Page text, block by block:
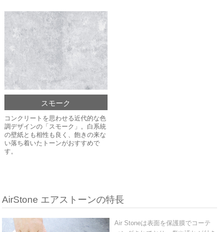
スモーク
コンクリートを思わせる近代的な色
調デザインの「スモーク」。白系統
の壁紙とも相性も良く、飽きの来な
い落ち着いたトーンがおすすめで
す。
AirStone エアストーンの特長
Air Stoneは表面を保護膜でコーテ